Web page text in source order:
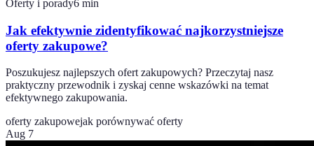
Oferty i porady6 min
Jak efektywnie zidentyfikować najkorzystniejsze
oferty zakupowe?
Poszukujesz najlepszych ofert zakupowych? Przeczytaj nasz
praktyczny przewodnik i zyskaj cenne wskazówki na temat
efektywnego zakupowania.
oferty zakupowejak porównywać oferty
Aug 7